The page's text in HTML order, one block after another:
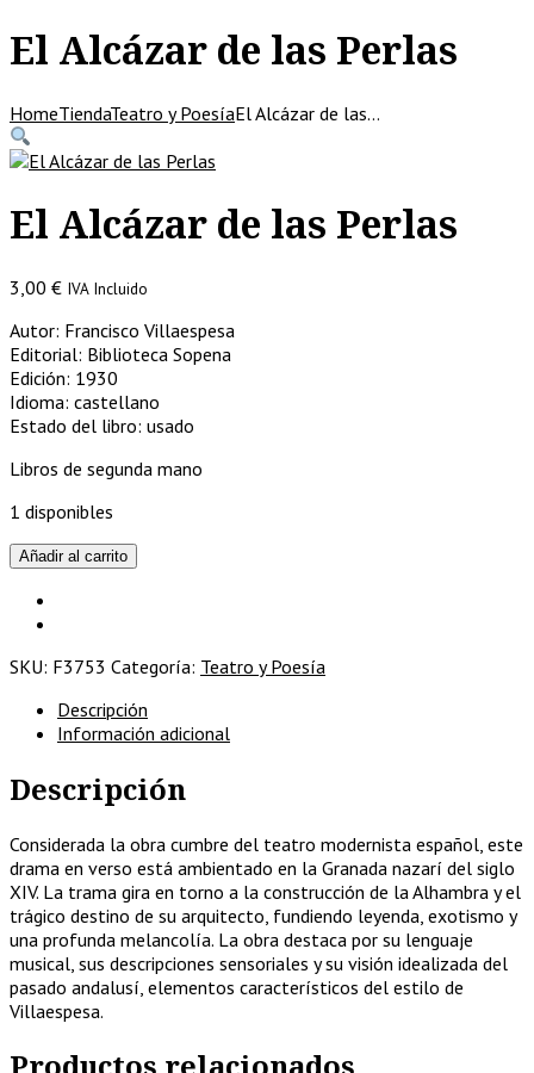
El Alcázar de las Perlas
HomeTiendaTeatro y PoesíaEl Alcázar de las…
El Alcázar de las Perlas
3,00 € IVA Incluido
Autor: Francisco Villaespesa
Editorial: Biblioteca Sopena
Edición: 1930
Idioma: castellano
Estado del libro: usado
Libros de segunda mano
1 disponibles
El
Alcázar
cantidad
Añadir al carrito
SKU: F3753 Categoría: Teatro y Poesía
Descripción
Información adicional
Descripción
Considerada la obra cumbre del teatro modernista español, este
drama en verso está ambientado en la Granada nazarí del siglo
XIV. La trama gira en torno a la construcción de la Alhambra y el
trágico destino de su arquitecto, fundiendo leyenda, exotismo y
una profunda melancolía. La obra destaca por su lenguaje
musical, sus descripciones sensoriales y su visión idealizada del
pasado andalusí, elementos característicos del estilo de
Villaespesa.